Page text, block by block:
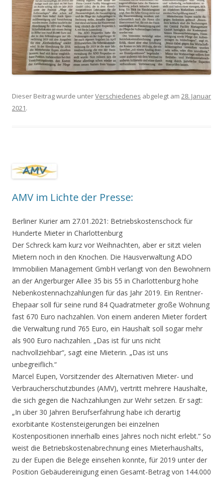
Dieser Beitrag wurde unterVerschiedenes abgelegt am 28. Januar
2021.
AMV im Lichte der Presse:
Berliner Kurier am 27.01.2021: Betriebskostenschock für
Hunderte Mieter in Charlottenburg
Der Schreck kam kurz vor Weihnachten, aber er sitzt vielen
Mietern noch in den Knochen. Die Hausverwaltung ADO
Immobilien Management GmbH verlangt von den Bewohnern
an der Angerburger Allee 35 bis 55 in Charlottenburg hohe
Nebenkostennachzahlungen für das Jahr 2019. Ein Rentner-
Ehepaar soll für seine rund 84 Quadratmeter große Wohnung
fast 670 Euro nachzahlen. Von einem anderen Mieter fordert
die Verwaltung rund 765 Euro, ein Haushalt soll sogar mehr
als 900 Euro nachzahlen. „Das ist für uns nicht
nachvollziehbar“, sagt eine Mieterin. „Das ist uns
unbegreiflich.“
Marcel Eupen, Vorsitzender des Alternativen Mieter- und
Verbraucherschutzbundes (AMV), vertritt mehrere Haushalte,
die sich gegen die Nachzahlungen zur Wehr setzen. Er sagt:
„In über 30 Jahren Berufserfahrung habe ich derartig
exorbitante Kostensteigerungen bei einzelnen
Kostenpositionen innerhalb eines Jahres noch nicht erlebt.“ So
weist die Betriebskostenabrechnung eines Mieterhaushalts,
zu der Eupen die Belege einsehen konnte, für 2019 unter der
Position Gebäudereinigung einen Gesamt-Betrag von 144.000